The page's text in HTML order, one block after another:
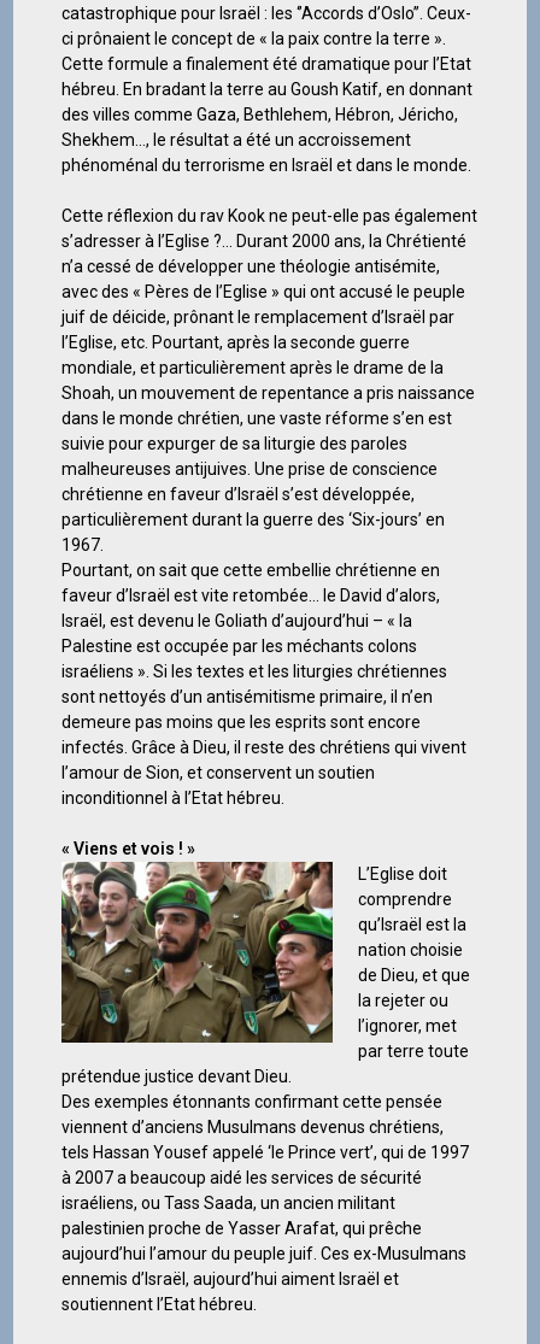
catastrophique pour Israël : les ‘’Accords d’Oslo’’. Ceux-
ci prônaient le concept de « la paix contre la terre ».
Cette formule a finalement été dramatique pour l’Etat
hébreu. En bradant la terre au Goush Katif, en donnant
des villes comme Gaza, Bethlehem, Hébron, Jéricho,
Shekhem…, le résultat a été un accroissement
phénoménal du terrorisme en Israël et dans le monde.
Cette réflexion du rav Kook ne peut-elle pas également
s’adresser à l’Eglise ?… Durant 2000 ans, la Chrétienté
n’a cessé de développer une théologie antisémite,
avec des « Pères de l’Eglise » qui ont accusé le peuple
juif de déicide, prônant le remplacement d’Israël par
l’Eglise, etc. Pourtant, après la seconde guerre
mondiale, et particulièrement après le drame de la
Shoah, un mouvement de repentance a pris naissance
dans le monde chrétien, une vaste réforme s’en est
suivie pour expurger de sa liturgie des paroles
malheureuses antijuives. Une prise de conscience
chrétienne en faveur d’Israël s’est développée,
particulièrement durant la guerre des ‘Six-jours’ en
1967.
Pourtant, on sait que cette embellie chrétienne en
faveur d’Israël est vite retombée… le David d’alors,
Israël, est devenu le Goliath d’aujourd’hui – « la
Palestine est occupée par les méchants colons
israéliens ». Si les textes et les liturgies chrétiennes
sont nettoyés d’un antisémitisme primaire, il n’en
demeure pas moins que les esprits sont encore
infectés. Grâce à Dieu, il reste des chrétiens qui vivent
l’amour de Sion, et conservent un soutien
inconditionnel à l’Etat hébreu.
« Viens et vois ! »
L’Eglise doit
comprendre
qu’Israël est la
nation choisie
de Dieu, et que
la rejeter ou
l’ignorer, met
par terre toute
prétendue justice devant Dieu.
Des exemples étonnants confirmant cette pensée
viennent d’anciens Musulmans devenus chrétiens,
tels Hassan Yousef appelé ‘le Prince vert’, qui de 1997
à 2007 a beaucoup aidé les services de sécurité
israéliens, ou Tass Saada, un ancien militant
palestinien proche de Yasser Arafat, qui prêche
aujourd’hui l’amour du peuple juif. Ces ex-Musulmans
ennemis d’Israël, aujourd’hui aiment Israël et
soutiennent l’Etat hébreu.